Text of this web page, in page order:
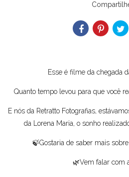
Esse é filme da chegada
Quanto tempo levou para que você
E nós da Retratto Fotografias,
da Lorena Maria, o sonho
🍃Gostaria de saber mais
🌿Vem falar com